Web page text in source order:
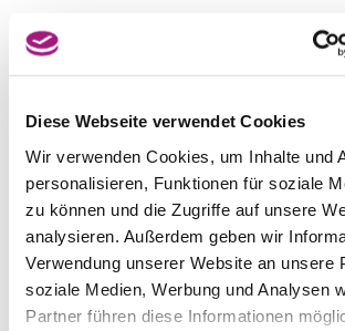
Diese Webseite verwendet Cookies
Wir verwenden Cookies, um Inhalte und
personalisieren, Funktionen für soziale
zu können und die Zugriffe auf unsere
analysieren. Außerdem geben wir
Verwendung unserer Website an unsere
soziale Medien, Werbung und Analysen
Partner führen diese Informationen